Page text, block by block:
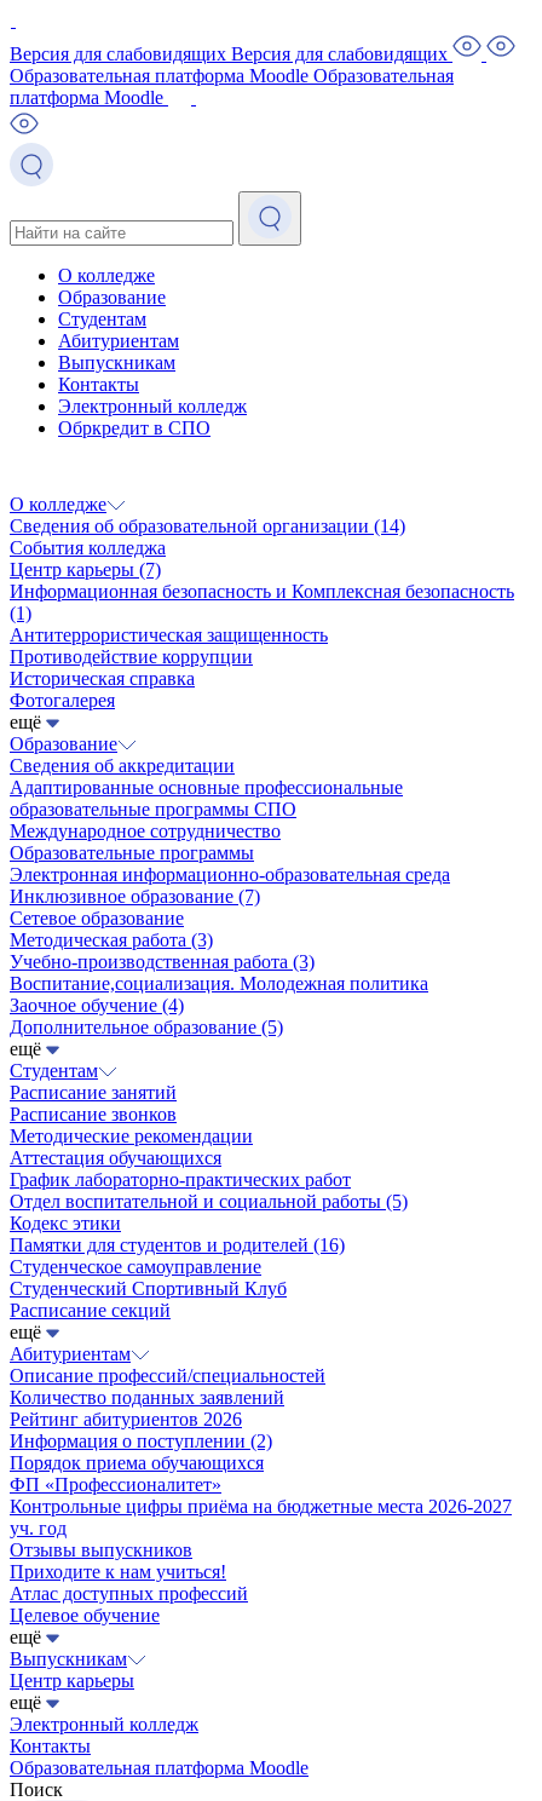
Версия для слабовидящих Версия для слабовидящих
Образовательная платформа Moodle Образовательная
платформа Moodle
О колледже
Образование
Студентам
Абитуриентам
Выпускникам
Контакты
Электронный колледж
Обркредит в СПО
О колледже
Сведения об образовательной организации (14)
События колледжа
Центр карьеры (7)
Информационная безопасность и Комплексная безопасность
(1)
Антитеррористическая защищенность
Противодействие коррупции
Историческая справка
Фотогалерея
ещё
Образование
Сведения об аккредитации
Адаптированные основные профессиональные
образовательные программы СПО
Международное сотрудничество
Образовательные программы
Электронная информационно-образовательная среда
Инклюзивное образование (7)
Сетевое образование
Методическая работа (3)
Учебно-производственная работа (3)
Воспитание,социализация. Молодежная политика
Заочное обучение (4)
Дополнительное образование (5)
ещё
Студентам
Расписание занятий
Расписание звонков
Методические рекомендации
Аттестация обучающихся
График лабораторно-практических работ
Отдел воспитательной и социальной работы (5)
Кодекс этики
Памятки для студентов и родителей (16)
Студенческое самоуправление
Студенческий Спортивный Клуб
Расписание секций
ещё
Абитуриентам
Описание профессий/специальностей
Количество поданных заявлений
Рейтинг абитуриентов 2026
Информация о поступлении (2)
Порядок приема обучающихся
ФП «Профессионалитет»
Контрольные цифры приёма на бюджетные места 2026-2027
уч. год
Отзывы выпускников
Приходите к нам учиться!
Атлас доступных профессий
Целевое обучение
ещё
Выпускникам
Центр карьеры
ещё
Электронный колледж
Контакты
Образовательная платформа Moodle
Поиск